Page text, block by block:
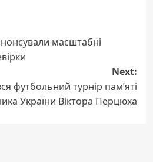
масштабні
Next:
футбольний турнір пам’яті
України Віктора Перцюха